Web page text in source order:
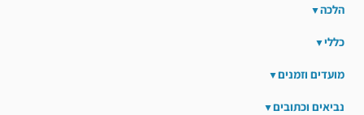
הלכה
כללי
מועדים וזמנים
נביאים וכתובים